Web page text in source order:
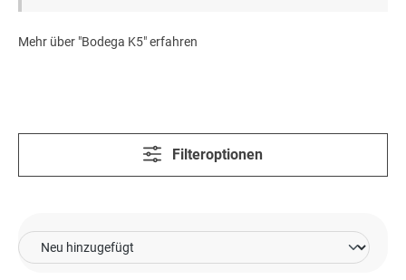
Mehr über "Bodega K5" erfahren
Filteroptionen